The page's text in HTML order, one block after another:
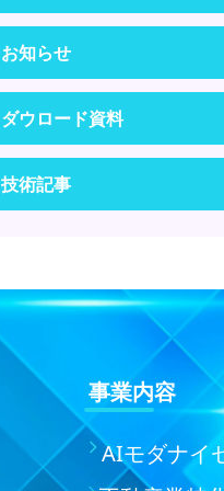
お知らせ
ダウロード資料
技術記事
事業内容
AIモダナイ